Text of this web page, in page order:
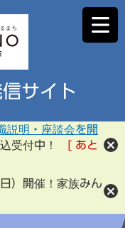
サイト
説明・座談会を開
受付中！
あと
）開催！家族みん